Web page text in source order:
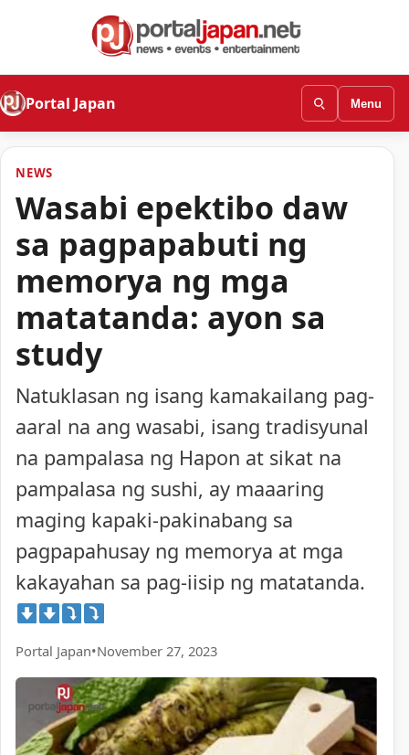
Portal Japan Menu
NEWS
Wasabi epektibo daw
sa pagpapabuti ng
memorya ng mga
matatanda: ayon sa
study
Natuklasan ng isang kamakailang pag-
aaral na ang wasabi, isang tradisyunal
na pampalasa ng Hapon at sikat na
pampalasa ng sushi, ay maaaring
maging kapaki-pakinabang sa
pagpapahusay ng memorya at mga
kakayahan sa pag-iisip ng matatanda.
Portal Japan•November 27, 2023